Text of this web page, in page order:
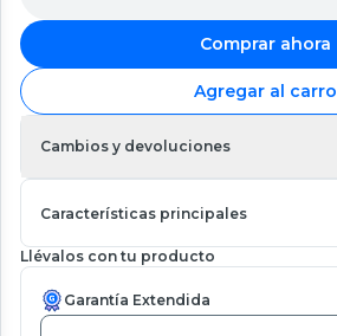
Comprar ahora
Agregar al carro
Cambios y devoluciones
Características principales
Llévalos con tu producto
Garantía Extendida